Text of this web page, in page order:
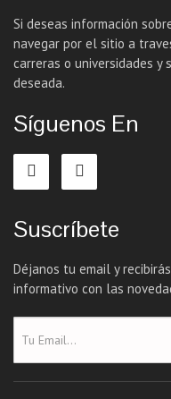
Si deseas información
navegar por el sitio a
carreras o universidades
deseada.
Síguenos En
Suscríbete
Déjanos tu email y
informativo con las